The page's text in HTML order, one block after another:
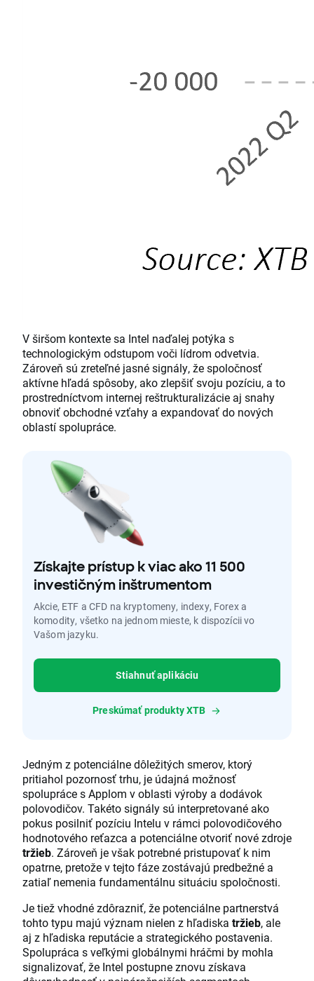
V širšom kontexte sa Intel naďalej potýka s
technologickým odstupom voči lídrom odvetvia.
Zároveň sú zreteľné jasné signály, že spoločnosť
aktívne hľadá spôsoby, ako zlepšiť svoju pozíciu, a to
prostredníctvom internej reštrukturalizácie aj snahy
obnoviť obchodné vzťahy a expandovať do nových
oblastí spolupráce.
Získajte prístup k viac ako 11 500
investičným inštrumentom
Akcie, ETF a CFD na kryptomeny, indexy, Forex a
komodity, všetko na jednom mieste, k dispozícii vo
Vašom jazyku.
Stiahnuť aplikáciu
Preskúmať produkty XTB
Jedným z potenciálne dôležitých smerov, ktorý
pritiahol pozornosť trhu, je údajná možnosť
spolupráce s Applom v oblasti výroby a dodávok
polovodičov. Takéto signály sú interpretované ako
pokus posilniť pozíciu Intelu v rámci polovodičového
hodnotového reťazca a potenciálne otvoriť nové zdroje
tržieb. Zároveň je však potrebné pristupovať k nim
opatrne, pretože v tejto fáze zostávajú predbežné a
zatiaľ nemenia fundamentálnu situáciu spoločnosti.
Je tiež vhodné zdôrazniť, že potenciálne partnerstvá
tohto typu majú význam nielen z hľadiska tržieb, ale
aj z hľadiska reputácie a strategického postavenia.
Spolupráca s veľkými globálnymi hráčmi by mohla
signalizovať, že Intel postupne znovu získava